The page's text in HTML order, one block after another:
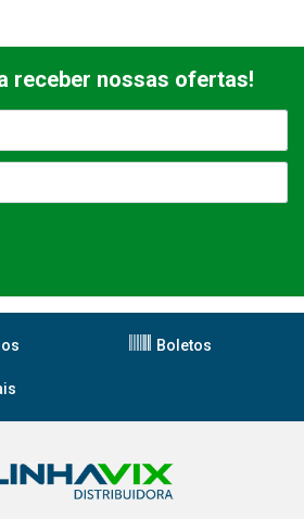
receber nossas ofertas!
Boletos